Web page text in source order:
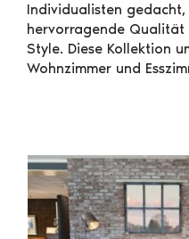
Individualisten
hervorragende Qualität
Style. Diese Kollektion
Wohnzimmer und